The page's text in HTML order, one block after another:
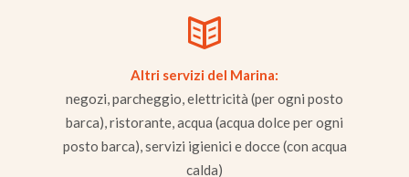
Altri servizi del Marina:
negozi, parcheggio, elettricità (per ogni posto
barca), ristorante, acqua (acqua dolce per ogni
posto barca), servizi igienici e docce (con acqua
calda)